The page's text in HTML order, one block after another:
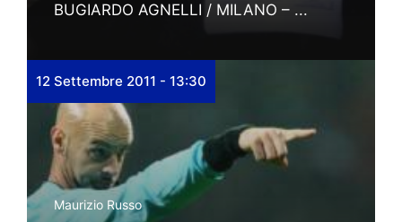
BUGIARDO AGNELLI / MILANO – ...
12 Settembre 2011 - 13:30
Maurizio Russo